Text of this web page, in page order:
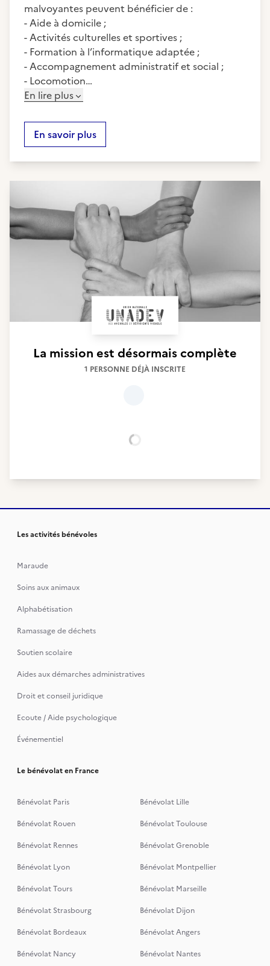
malvoyantes peuvent bénéficier de :
- Aide à domicile ;
- Activités culturelles et sportives ;
- Formation à l’informatique adaptée ;
- Accompagnement administratif et social ;
- Locomotion…
En lire plus
En savoir plus
La mission est désormais complète
1 PERSONNE DÉJÀ INSCRITE
Les activités bénévoles
Maraude
Soins aux animaux
Alphabétisation
Ramassage de déchets
Soutien scolaire
Aides aux démarches administratives
Droit et conseil juridique
Ecoute / Aide psychologique
Événementiel
Le bénévolat en France
Bénévolat Paris
Bénévolat Lille
Bénévolat Rouen
Bénévolat Toulouse
Bénévolat Rennes
Bénévolat Grenoble
Bénévolat Lyon
Bénévolat Montpellier
Bénévolat Tours
Bénévolat Marseille
Bénévolat Strasbourg
Bénévolat Dijon
Bénévolat Bordeaux
Bénévolat Angers
Bénévolat Nancy
Bénévolat Nantes